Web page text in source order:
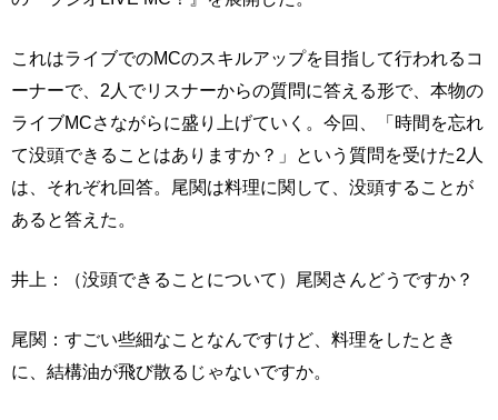
これはライブでのMCのスキルアップを目指して行われるコ
ーナーで、2人でリスナーからの質問に答える形で、本物の
ライブMCさながらに盛り上げていく。今回、「時間を忘れ
て没頭できることはありますか？」という質問を受けた2人
は、それぞれ回答。尾関は料理に関して、没頭することが
あると答えた。
井上：（没頭できることについて）尾関さんどうですか？
尾関：すごい些細なことなんですけど、料理をしたとき
に、結構油が飛び散るじゃないですか。